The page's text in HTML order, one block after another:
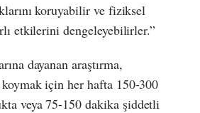
koruyabilir ve fiziksel
etkilerini dengeleyebilirler.”
dayanan araştırma,
için her hafta 150-300
veya 75-150 dakika şiddetli